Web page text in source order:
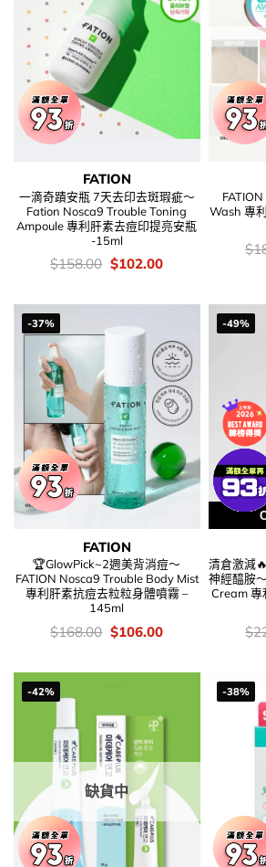
FATION
一滴奇蹟安瓶 7天去印去斑瑕疵～
Fation Nosca9 Trouble Toning
Ampoule 專利肝素去痘印提亮安瓶
-15ml
價
錢：
$158.00 Original
price
$158.00.
$102.00Current
$102.00.
Wash 專
價
錢：
$
-37%
FATION
🏆GlowPick~2週美背消痘～
FATION Nosca9 Trouble Body Mist
專利肝素抗痘去粒粒身體噴霧 –
145ml
價
錢：
$168.00 Original
price
$168.00.
$106.00Current
$106.00.
-49%
清倉激減
神經醯胺
Cream 專
價
錢：
$
-42%
缺貨中
-38%